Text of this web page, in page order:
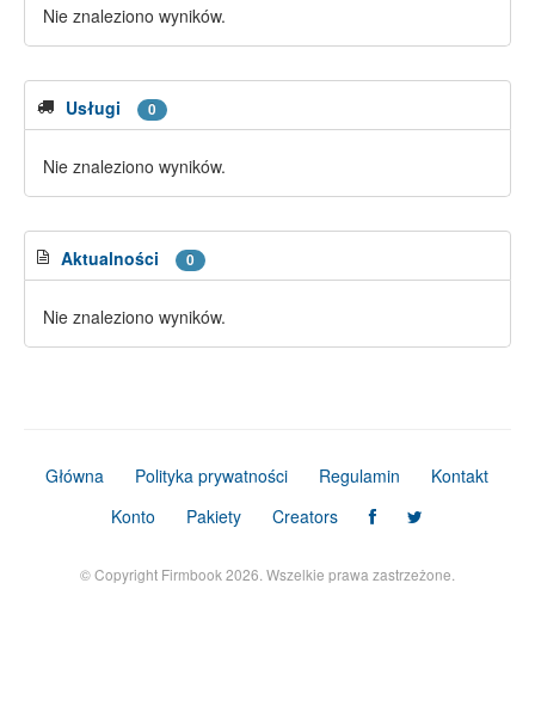
Nie znaleziono wyników.
Usługi 0
Nie znaleziono wyników.
Aktualności 0
Nie znaleziono wyników.
Główna Polityka prywatności Regulamin
Kontakt
Konto
Pakiety Creators
© Copyright Firmbook 2026. Wszelkie prawa zastrzeżone.